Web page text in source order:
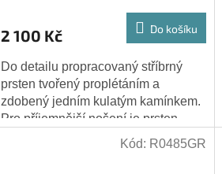
2 100 Kč Do košíku
Do detailu propracovaný stříbrný
prsten tvořený proplétáním a
zdobený jedním kulatým kamínkem.
Pro příjemnější nošení je prsten
zúžený do dlaně. Kámen: granát -
Kód: R0485GR